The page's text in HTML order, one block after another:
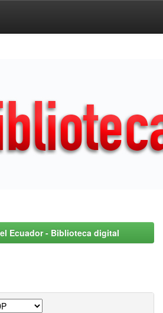
Ecuador - Biblioteca digital